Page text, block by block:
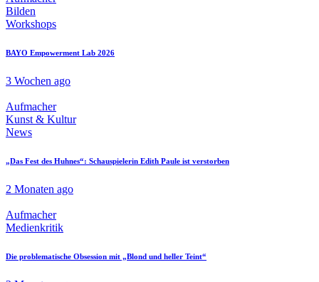
Bilden
Workshops
BAYO Empowerment Lab 2026
3 Wochen ago
Aufmacher
Kunst & Kultur
News
„Das Fest des Huhnes“: Schauspielerin Edith Paule ist verstorben
2 Monaten ago
Aufmacher
Medienkritik
Die problematische Obsession mit „Blond und heller Teint“